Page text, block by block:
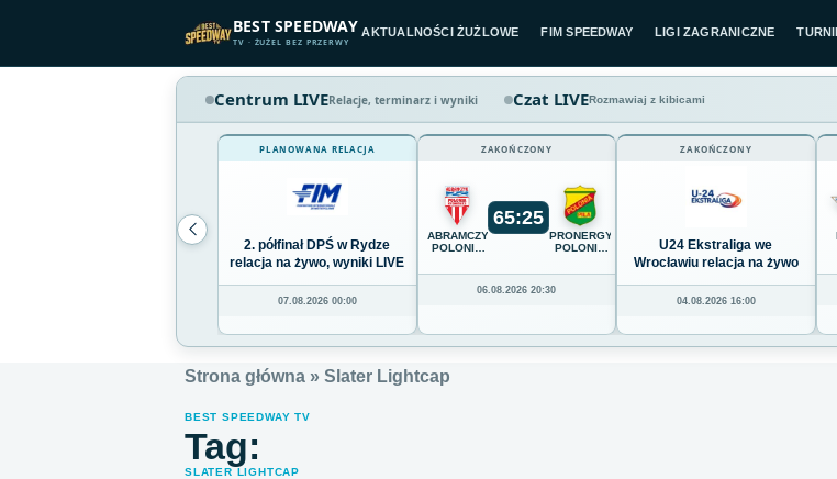
BEST SPEEDWAY
TV · ŻUŻEL BEZ PRZERWY
AKTUALNOŚCI ŻUŻLOWE FIM SPEEDWAY LIGI ZAGRANICZNE
Centrum LIVERelacje, terminarz i wyniki Czat LIVERozmawiaj z kibicami
PLANOWANA RELACJA
2. półfinał DPŚ w Rydze
relacja na żywo, wyniki LIVE
07.08.2026 00:00
ZAKOŃCZONY
ABRAMCZYK
POLONIA
65:25
PRONERGY
POLONIA
06.08.2026 20:30
ZAKOŃCZONY
U24 Ekstraliga we
Wrocławiu relacja na żywo
04.08.2026 16:00
Strona główna » Slater Lightcap
BEST SPEEDWAY TV
Tag:
SLATER LIGHTCAP